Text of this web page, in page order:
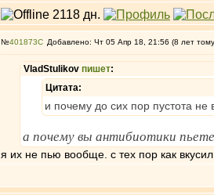
№401873 Добавлено: Чт 05 Апр 18, 21:56 (8 лет
VladStulikov пишет:
Цитата:
и почему до сих пор пустота
а почему вы антибиотики пьете
я их не пью вообще. с тех пор как